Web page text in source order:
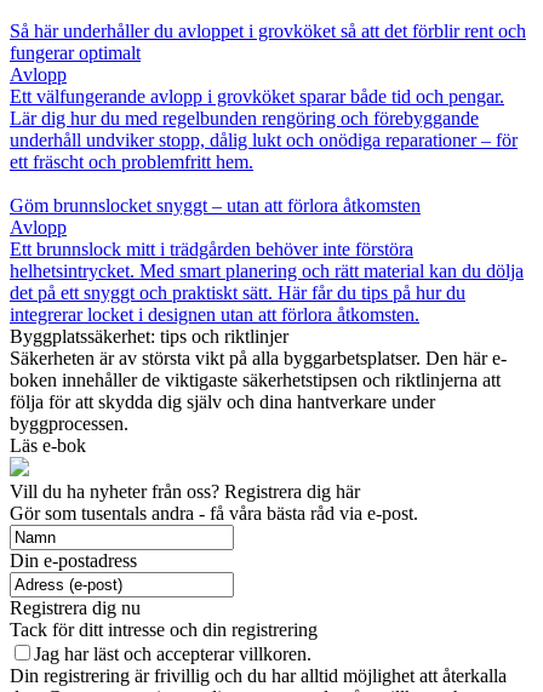
Så här underhåller du avloppet i grovköket så att det förblir rent och
fungerar optimalt
Avlopp
Ett välfungerande avlopp i grovköket sparar både tid och pengar.
Lär dig hur du med regelbunden rengöring och förebyggande
underhåll undviker stopp, dålig lukt och onödiga reparationer – för
ett fräscht och problemfritt hem.
Göm brunnslocket snyggt – utan att förlora åtkomsten
Avlopp
Ett brunnslock mitt i trädgården behöver inte förstöra
helhetsintrycket. Med smart planering och rätt material kan du dölja
det på ett snyggt och praktiskt sätt. Här får du tips på hur du
integrerar locket i designen utan att förlora åtkomsten.
Byggplatssäkerhet: tips och riktlinjer
Säkerheten är av största vikt på alla byggarbetsplatser. Den här e-
boken innehåller de viktigaste säkerhetstipsen och riktlinjerna att
följa för att skydda dig själv och dina hantverkare under
byggprocessen.
Läs e-bok
Vill du ha nyheter från oss? Registrera dig här
Gör som tusentals andra - få våra bästa råd via e-post.
Din e-postadress
Registrera dig nu
Tack för ditt intresse och din registrering
Jag har läst och accepterar villkoren.
Din registrering är frivillig och du har alltid möjlighet att återkalla